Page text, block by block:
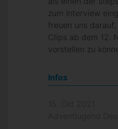
zum Interview
freuen uns
Clips ab dem 12.
vorstellen zu
Infos